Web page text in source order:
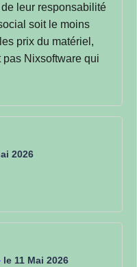
leur responsabilité
soit le moins
prix du matériel,
Nixsoftware qui
2026
le 11 Mai 2026